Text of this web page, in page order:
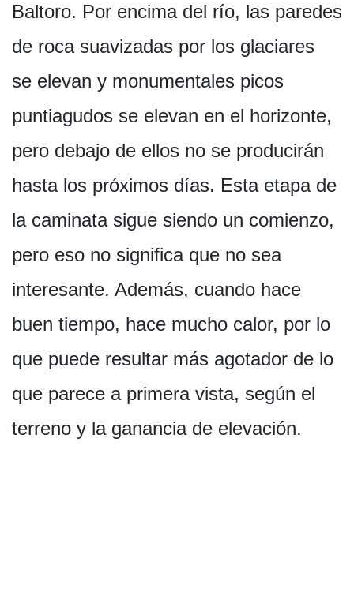
Baltoro. Por encima del río, las paredes
de roca suavizadas por los glaciares
se elevan y monumentales picos
puntiagudos se elevan en el horizonte,
pero debajo de ellos no se producirán
hasta los próximos días. Esta etapa de
la caminata sigue siendo un comienzo,
pero eso no significa que no sea
interesante. Además, cuando hace
buen tiempo, hace mucho calor, por lo
que puede resultar más agotador de lo
que parece a primera vista, según el
terreno y la ganancia de elevación.